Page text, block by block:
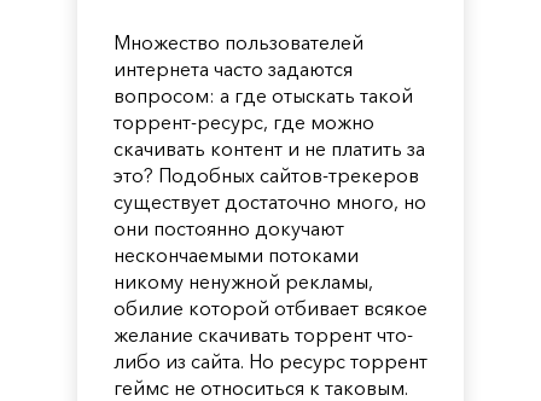
Множество пользователей
интернета часто задаются
вопросом: а где отыскать такой
торрент-ресурс, где можно
скачивать контент и не платить за
это? Подобных сайтов-трекеров
существует достаточно много, но
они постоянно докучают
нескончаемыми потоками
никому ненужной рекламы,
обилие которой отбивает всякое
желание скачивать торрент что-
либо из сайта. Но ресурс торрент
геймс не относиться к таковым.